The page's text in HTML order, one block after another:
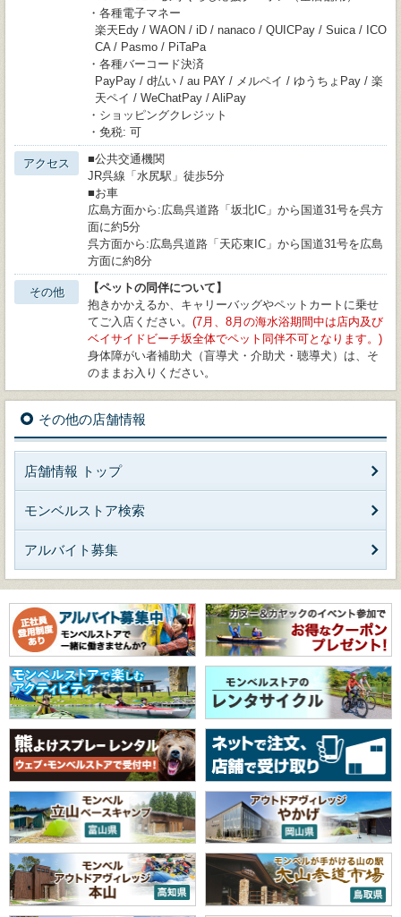
・各種電子マネー
楽天Edy / WAON / iD / nanaco / QUICPay / Suica / ICO
CA / Pasmo / PiTaPa
・各種バーコード決済
PayPay / d払い / au PAY / メルペイ / ゆうちょPay / 楽
天ペイ / WeChatPay / AliPay
・ショッピングクレジット
・免税: 可
アクセス
■公共交通機関
JR呉線「水尻駅」徒歩5分
■お車
広島方面から:広島呉道路「坂北IC」から国道31号を呉方
面に約5分
呉方面から:広島呉道路「天応東IC」から国道31号を広島
方面に約8分
その他
【ペットの同伴について】
抱きかかえるか、キャリーバッグやペットカートに乗せ
てご入店ください。 (7月、8月の海水浴期間中は店内及び
ベイサイドビーチ坂全体でペット同伴不可となります。)
身体障がい者補助犬（盲導犬・介助犬・聴導犬）は、そ
のままお入りください。
その他の店舗情報
店舗情報 トップ
モンベルストア検索
アルバイト募集